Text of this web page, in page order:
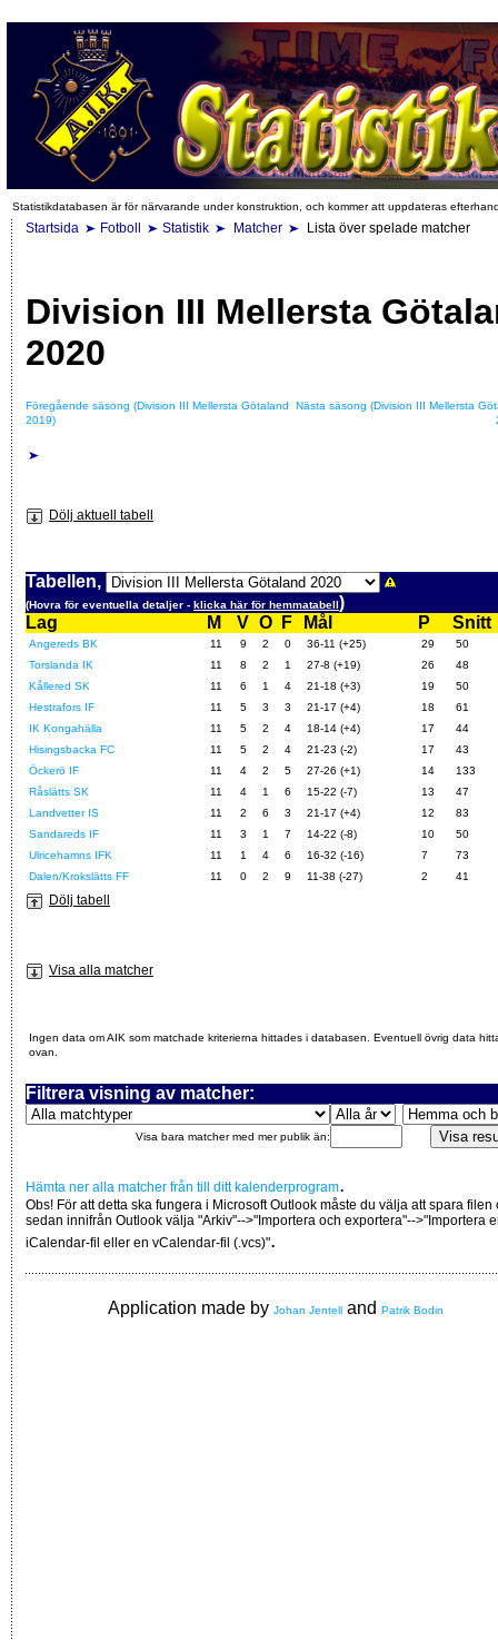
Statistikdatabasen är för närvarande under konstruktion, och kommer att uppdateras
Startsida Fotboll Statistik Matcher Lista över spelade matcher
Division III Mellersta
2020
Föregående säsong (Division III Mellersta Götaland
2019)
Nästa säsong (Division III Mellersta
Dölj aktuell tabell
Tabellen,
(Hovra för eventuella detaljer - klicka här för hemmatabell)
Lag
M V O F Mål P Snitt
Angereds BK 11 9 2 0 36-11 (+25) 29
50
Torslanda IK
11 8 2 1 27-8 (+19) 26
48
Kållered SK
11 6 1 4 21-18 (+3) 19
50
Hestrafors IF
11 5 3 3 21-17 (+4) 18
61
IK Kongahälla
11 5 2 4 18-14 (+4) 17
44
Hisingsbacka FC
11 5 2 4 21-23 (-2) 17
43
Öckerö IF
11 4 2 5 27-26 (+1) 14
133
Råslätts SK
11 4 1 6 15-22 (-7) 13
47
Landvetter IS
11 2 6 3 21-17 (+4) 12
83
Sandareds IF
11 3 1 7 14-22 (-8) 10
50
Ulricehamns IFK
11 1 4 6 16-32 (-16) 7
73
Dalen/Krokslätts FF
11 0 2 9 11-38 (-27) 2 41
Dölj tabell
Visa alla matcher
Ingen data om AIK som matchade kriterierna hittades i databasen. Eventuell övrig data
ovan.
Filtrera visning av matcher:
Visa bara matcher med mer publik än:
Hämta ner alla matcher från till ditt kalenderprogram.
Obs! För att detta ska fungera i Microsoft Outlook måste du välja att spara filen
sedan innifrån Outlook välja "Arkiv"-->"Importera och exportera"-->"Importera
iCalendar-fil eller en vCalendar-fil (.vcs)".
Application made by Johan Jentell and Patrik Bodin